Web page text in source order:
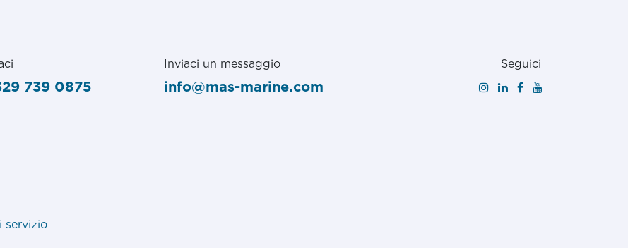
739 0875
Inviaci un messaggio
info@mas-marine.com
Seguici
servizio